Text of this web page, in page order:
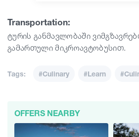
Transportation:
ტურის განმავლობაში
გამართული მიკროავტობუსით.
Tags: #Culinary #Learn
OFFERS NEARBY